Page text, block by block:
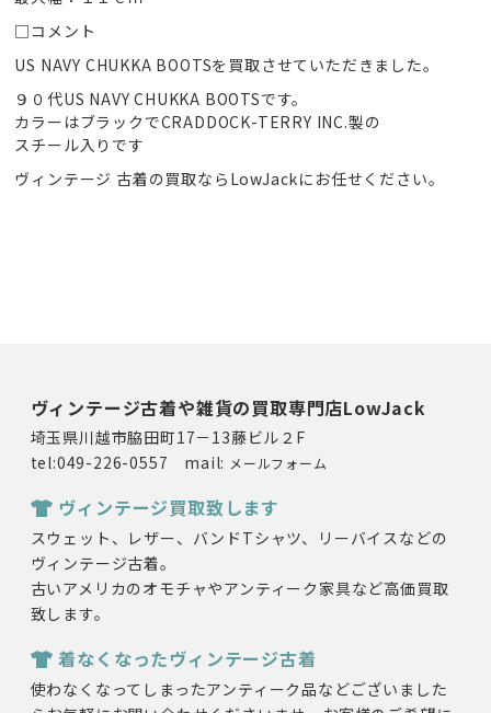
□コメント
US NAVY CHUKKA BOOTSを買取させていただきました。
９０代US NAVY CHUKKA BOOTSです。
カラーはブラックでCRADDOCK-TERRY INC.製の
スチール入りです
ヴィンテージ 古着の買取ならLowJackにお任せください。
ヴィンテージ古着や雑貨の買取専門店LowJack
埼玉県川越市脇田町17－13藤ビル２F
tel:049-226-0557 mail: メールフォーム
ヴィンテージ買取致します
スウェット、レザー、バンドTシャツ、リーバイスなどの
ヴィンテージ古着。
古いアメリカのオモチャやアンティーク家具など高価買取
致します。
着なくなったヴィンテージ古着
使わなくなってしまったアンティーク品などございました